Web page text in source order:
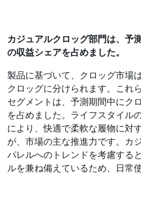
カジュアルクロッグ部門は、予
の収益シェアを占めました。
製品に基づいて、クロッグ市場
クロッグに分けられます。これ
セグメントは、予測期間中にク
を占めました。ライフスタイル
により、快適で柔軟な履物に対
が、市場の主な推進力です。カ
パレルへのトレンドを考慮する
ルを兼ね備えているため、日常